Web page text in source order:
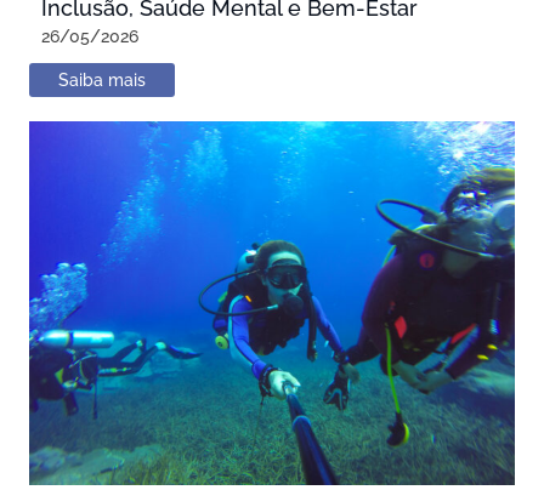
Inclusão, Saúde Mental e Bem-Estar
26/05/2026
Saiba mais